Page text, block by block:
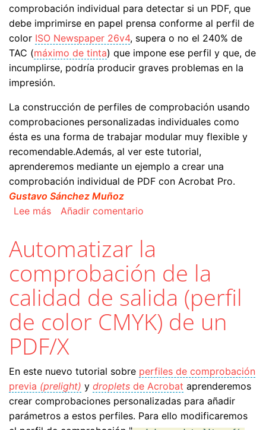
comprobación individual para detectar si un PDF, que
debe imprimirse en papel prensa conforme al perfil de
color ISO Newspaper 26v4, supera o no el 240% de
TAC (máximo de tinta) que impone ese perfil y que, de
incumplirse, podría producir graves problemas en la
impresión.
La construcción de perfiles de comprobación usando
comprobaciones personalizadas individuales como
ésta es una forma de trabajar modular muy flexible y
recomendable.Además, al ver este tutorial,
aprenderemos mediante un ejemplo a crear una
comprobación individual de PDF con Acrobat Pro.
Gustavo Sánchez Muñoz
Lee mássobre Comprobar automáticamente el
Añadir comentario
Automatizar la
comprobación de la
calidad de salida (perfil
de color CMYK) de un
PDF/X
En este nuevo tutorial sobre perfiles de comprobación
previa (prelight) y droplets de Acrobat aprenderemos
crear comprobaciones personalizadas para añadir
parámetros a estos perfiles. Para ello modificaremos